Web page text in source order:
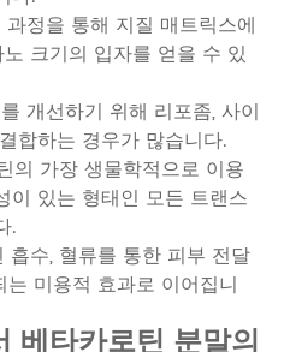
정을 통해 지질 매트릭스에
크기의 입자를 얻을 수 있
개선하기 위해 리포좀, 사이
합하는 경우가 많습니다.
의 가장 생물학적으로 이용
이 있는 형태인 모든 트랜스
.
수, 혈류를 통한 피부 전달
미용적 효과로 이어집니